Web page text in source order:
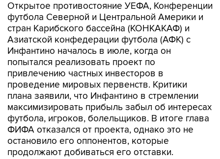
Открытое противостояние УЕФА, Конференции
футбола Северной и Центральной Америки и
стран Карибского бассейна (КОНКАКАФ) и
Азиатской конфедерации футбола (АФК) с
Инфантино началось в июле, когда он
попытался реализовать проект по
привлечению частных инвесторов в
проведение мировых первенств. Критики
плана заявили, что Инфантино в стремлении
максимизировать прибыль забыл об интересах
футбола, игроков, болельщиков. В итоге глава
ФИФА отказался от проекта, однако это не
остановило его оппонентов, которые
продолжают добиваться его отставки.